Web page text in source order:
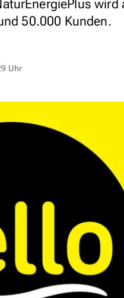
wird
50.000 Kunden.
Uhr